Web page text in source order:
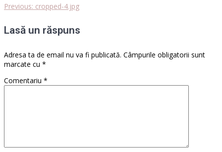
Navigare
în
articole
Previous: Previous
cropped-4.jpg
Lasă un răspuns
Adresa ta de email nu va fi publicată. Câmpurile obligatorii sunt
marcate cu *
Comentariu *